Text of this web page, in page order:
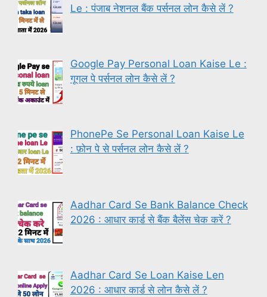
Le : पंजाब नेशनल बैंक पर्सनल लोन कैसे लें ?
Google Pay Personal Loan Kaise Le :
गूगल पे पर्सनल लोन कैसे लें ?
PhonePe Se Personal Loan Kaise Le
: फ़ोन पे से पर्सनल लोन कैसे लें ?
Aadhar Card Se Bank Balance Check
2026 : आधार कार्ड से बैंक बैलेंस चेक करें ?
Aadhar Card Se Loan Kaise Len
2026 : आधार कार्ड से लोन कैसे लें ?